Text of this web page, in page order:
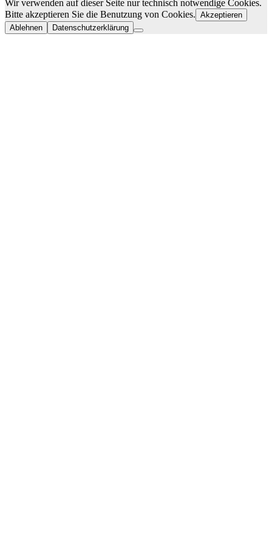
Wir verwenden auf dieser Seite nur technisch notwendige Cookies.
Bitte akzeptieren Sie die Benutzung von Cookies. Akzeptieren
Ablehnen
Datenschutzerklärung